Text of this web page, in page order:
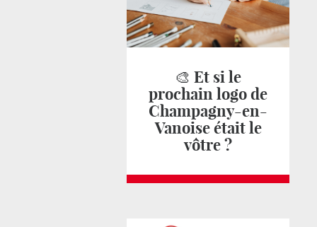
🎨 Et si le
prochain logo de
Champagny-en-
Vanoise était le
vôtre ?